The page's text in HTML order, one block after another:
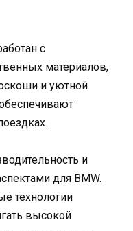
с
материалов,
и уютной
и
для BMW.
технологии
высокой